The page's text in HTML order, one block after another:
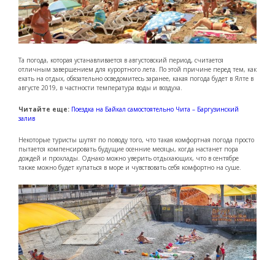
Та погода, которая устанавливается в августовский период, считается
отличным завершением для курортного лета. По этой причине перед тем, как
ехать на отдых, обязательно осведомитесь заранее, какая погода будет в Ялте в
августе 2019, в частности температура воды и воздуха.
Читайте еще: Поездка на Байкал самостоятельно Чита – Баргузинский
залив
Некоторые туристы шутят по поводу того, что такая комфортная погода просто
пытается компенсировать будущие осенние месяцы, когда настанет пора
дождей и прохлады. Однако можно уверить отдыхающих, что в сентябре
также можно будет купаться в море и чувствовать себя комфортно на суше.